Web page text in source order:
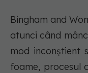
Bingham and
atunci când
mod inconștient
foame, procesul